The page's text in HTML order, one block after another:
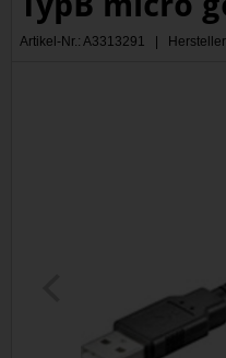
Artikel-Nr.: A3313291 |